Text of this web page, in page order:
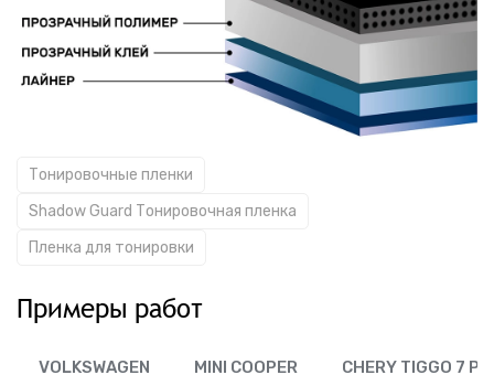
Тонировочные пленки
Shadow Guard Тонировочная пленка
Пленка для тонировки
Примеры работ
VOLKSWAGEN MINI COOPER CHERY TIGGO 7